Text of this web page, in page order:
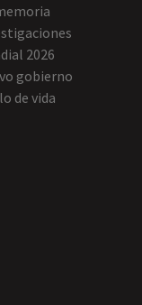
2026
gobierno
de vida